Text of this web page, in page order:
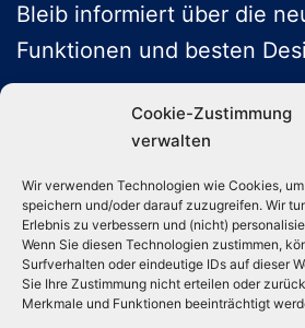
Cookie-Zustimmung
verwalten
Wir verwenden Technologien wie Cookies,
speichern und/oder darauf zuzugreifen. Wir
Erlebnis zu verbessern und (nicht)
Wenn Sie diesen Technologien zustimmen,
Surfverhalten oder eindeutige IDs auf dieser
Sie Ihre Zustimmung nicht erteilen oder
Merkmale und Funktionen beeinträchtigt
Bleib informiert über die
Funktionen und besten
ABONNIEREN
Folge uns auf Social Media